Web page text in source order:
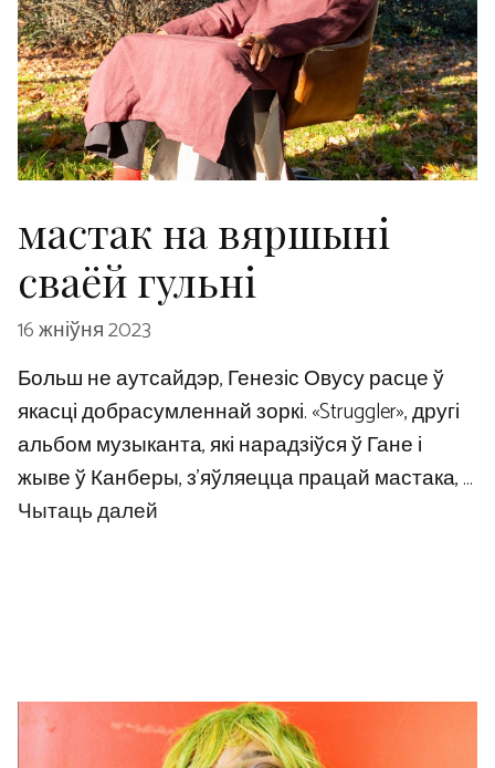
мастак на вяршыні
сваёй гульні
16 жніўня 2023
Больш не аутсайдэр, Генезіс Овусу расце ў
якасці добрасумленнай зоркі. «Struggler», другі
альбом музыканта, які нарадзіўся ў Гане і
жыве ў Канберы, з’яўляецца працай мастака, …
Чытаць далей